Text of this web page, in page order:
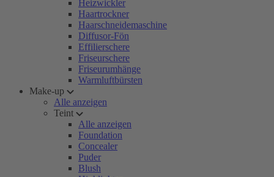
Heizwickler
Haartrockner
Haarschneidemaschine
Diffusor-Fön
Effilierschere
Friseurschere
Friseurumhänge
Warmluftbürsten
Make-up
Alle anzeigen
Teint
Alle anzeigen
Foundation
Concealer
Puder
Blush